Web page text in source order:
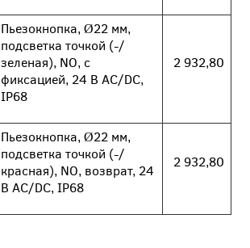
Пьезокнопка, Ø22 мм,
подсветка точкой (-/
зеленая), NO, с
фиксацией, 24 В AC/DC,
IP68
2 932,80
Пьезокнопка, Ø22 мм,
подсветка точкой (-/
красная), NO, возврат, 24
В AC/DC, IP68
2 932,80